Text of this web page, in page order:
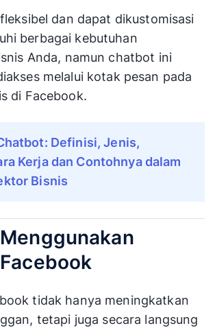
dan dapat dikustomisasi
berbagai kebutuhan
Anda, namun chatbot ini
melalui kotak pesan pada
di Facebook.
Definisi, Jenis,
Kerja dan Contohnya dalam
Bisnis
tidak hanya meningkatkan
tetapi juga secara langsung